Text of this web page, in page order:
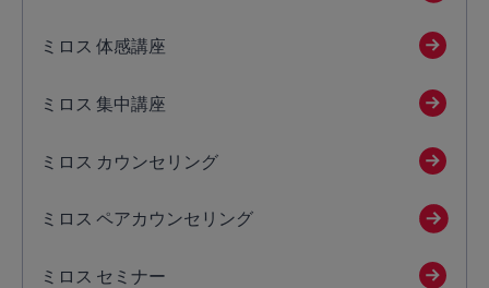
ミロス 体感講座
ミロス 集中講座
ミロス カウンセリング
ミロス ペアカウンセリング
ミロス セミナー